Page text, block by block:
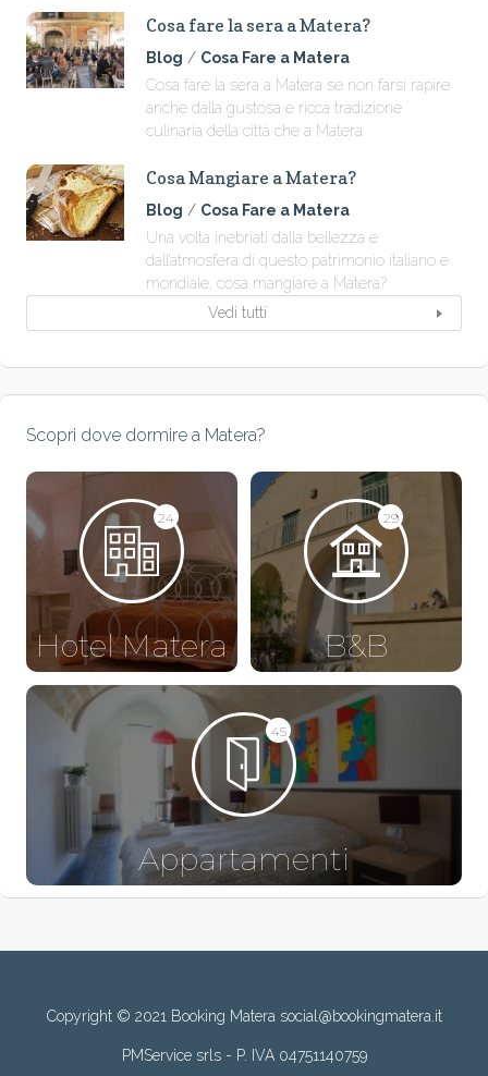
Cosa fare la sera a Matera?
Blog / Cosa Fare a Matera
Cosa fare la sera a Matera se non farsi rapire
anche dalla gustosa e ricca tradizione
culinaria della città che a Matera
Cosa Mangiare a Matera?
Blog / Cosa Fare a Matera
Una volta inebriati dalla bellezza e
dall’atmosfera di questo patrimonio italiano e
mondiale, cosa mangiare a Matera?
Vedi tutti
Scopri dove dormire a Matera?
24
Hotel Matera
29
B&B
45
Appartamenti
Copyright © 2021 Booking Matera social@bookingmatera.it
PMService srls - P. IVA 04751140759